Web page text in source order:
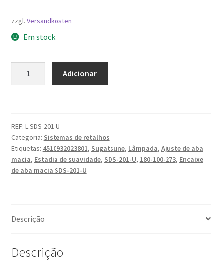
zzgl. Versandkosten
Em stock
macia
SDS-
201-
U,
LAMP
Adicionar
REF: L.SDS-201-U
Categoria: Sistemas de retalhos
Etiquetas: 4510932023801, Sugatsune, Lâmpada, Ajuste de aba
macia, Estadia de suavidade, SDS-201-U, 180-100-273, Encaixe
de aba macia SDS-201-U
Descrição
Descrição